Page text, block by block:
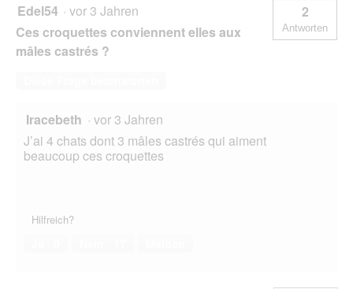
Edel54 · vor 3 Jahren
Ces croquettes conviennent elles aux
mâles castrés ?
2
Antworten
Iracebeth · vor 3 Jahren
J’ai 4 chats dont 3 mâles castrés qui aiment
beaucoup ces croquettes
Hilfreich?